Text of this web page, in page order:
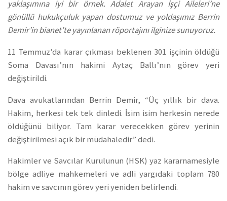
yaklaşımına iyi bir örnek. Adalet Arayan İşçi Aileleri’ne
gönüllü hukukçuluk yapan dostumuz ve yoldaşımız Berrin
Demir’in bianet’te yayınlanan röportajını ilginize sunuyoruz.
11 Temmuz’da karar çıkması beklenen 301 işçinin öldüğü
Soma Davası’nın hakimi Aytaç Ballı’nın görev yeri
değiştirildi.
Dava avukatlarından Berrin Demir, “Üç yıllık bir dava.
Hakim, herkesi tek tek dinledi. İsim isim herkesin nerede
öldüğünü biliyor. Tam karar verecekken görev yerinin
değiştirilmesi açık bir müdahaledir” dedi.
Hakimler ve Savcılar Kurulunun (HSK) yaz kararnamesiyle
bölge adliye mahkemeleri ve adli yargıdaki toplam 780
hakim ve savcının görev yeri yeniden belirlendi.